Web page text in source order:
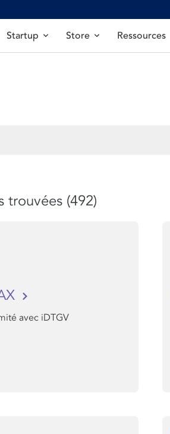
Startup Store Ressources
trouvées (492)
avec iDTGV